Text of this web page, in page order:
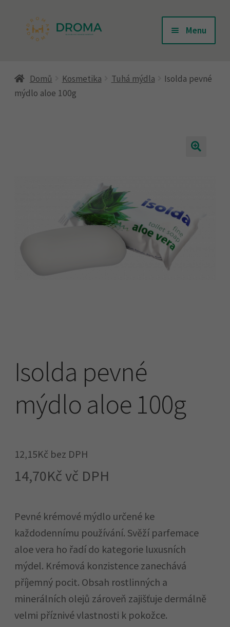
Přeskočit
Přejít
webu
Menu
Doprava
O firmě
Domů Kosmetika Tuhá mýdla
Isolda pevné
mýdlo aloe 100g
Isolda pevné
mýdlo aloe 100g
12,15Kč bez DPH
14,70Kčvč DPH
​Pevné krémové mýdlo určené ke
každodennímu používání. Svěží parfemace
aloe vera ho řadí do kategorie luxusních
mýdel. Krémová konzistence zanechává
příjemný pocit. Obsah rostlinných a
minerálních olejů zároveň zajišťuje dermálně
velmi příznivé vlastnosti k pokožce.